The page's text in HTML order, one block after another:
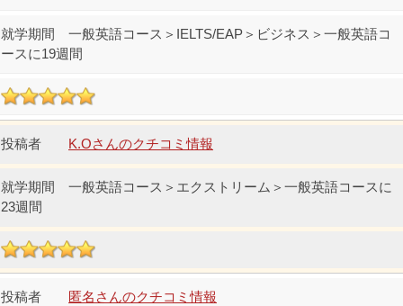
一般英語コース＞IELTS/EAP＞ビジネス＞一般英語コ
ースに19週間
K.Oさんのクチコミ情報
一般英語コース＞エクストリーム＞一般英語コースに
23週間
匿名さんのクチコミ情報